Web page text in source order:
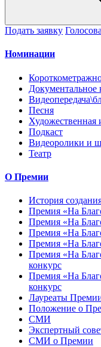
Подать заявку
Номинации
Документальное
Песня
Художественная
Подкаст
Видеоролики и
Театр
О Премии
История
Премия «На
Премия «На
Премия «На
Премия «На
Премия «На
конкурс
Премия «На
конкурс
Лауреаты
Положение о
СМИ
Экспертный
СМИ о Премии